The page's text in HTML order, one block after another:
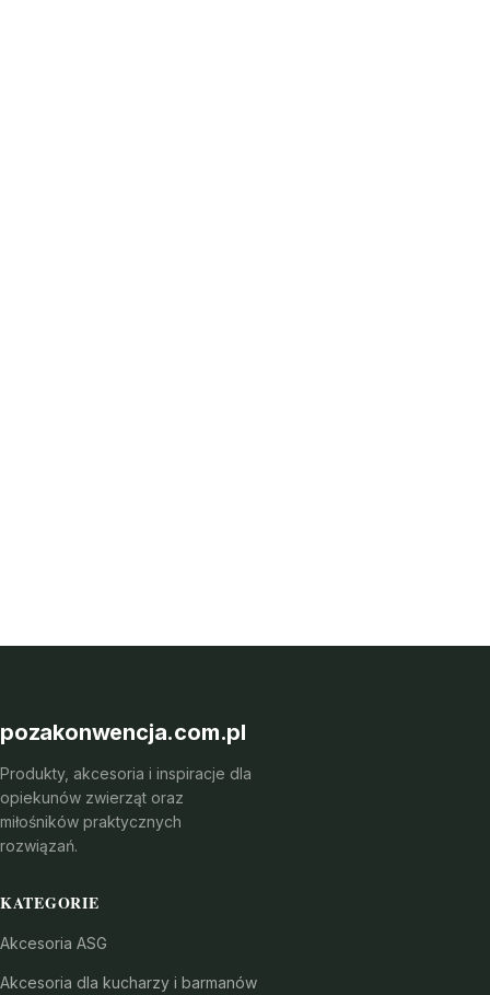
pozakonwencja.com.pl
Produkty, akcesoria i inspiracje dla
opiekunów zwierząt oraz
miłośników praktycznych
rozwiązań.
KATEGORIE
Akcesoria ASG
Akcesoria dla kucharzy i barmanów